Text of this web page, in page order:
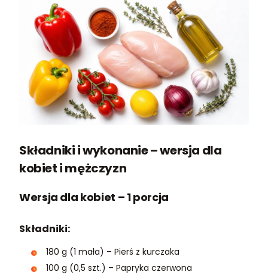
Składniki i wykonanie – wersja dla
kobiet i mężczyzn
Wersja dla kobiet – 1 porcja
Składniki:
180 g (1 mała) – Pierś z kurczaka
100 g (0,5 szt.) – Papryka czerwona